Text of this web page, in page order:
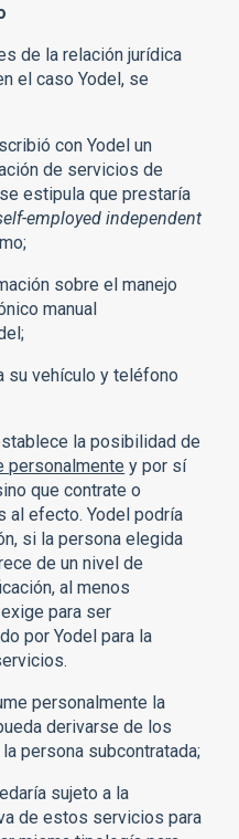
de la relación jurídica
el caso Yodel, se
con Yodel un
de servicios de
estipula que prestaría
employed independent
sobre el manejo
manual
su vehículo y teléfono
la posibilidad de
personalmente y por sí
que contrate o
al efecto. Yodel podría
si la persona elegida
de un nivel de
al menos
para ser
por Yodel para la
personalmente la
derivarse de los
persona subcontratada;
sujeto a la
de estos servicios para